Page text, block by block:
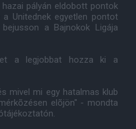
pályán eldobott pontok
Unitednek egyetlen pontot
a Bajnokok Ligája
a legjobbat hozza ki a
mivel mi egy hatalmas klub
elõjön" - mondta